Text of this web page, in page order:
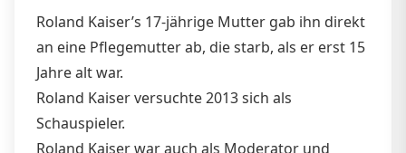
Roland Kaiser’s 17-jährige Mutter gab ihn direkt
an eine Pflegemutter ab, die starb, als er erst 15
Jahre alt war.
Roland Kaiser versuchte 2013 sich als
Schauspieler.
Roland Kaiser war auch als Moderator und